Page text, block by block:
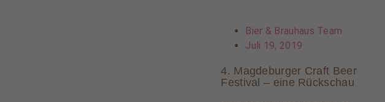
Bier & Brauhaus Team
Juli 19, 2019
4. Magdeburger Craft Beer
Festival – eine Rückschau